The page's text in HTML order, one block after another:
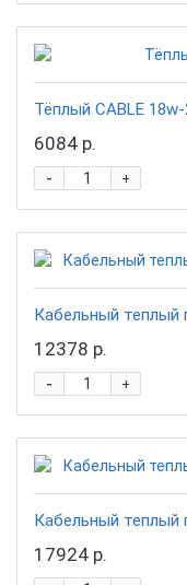
Тёплый CABLE
6084 р.
+
-
Кабельный теплый
12378 р.
+
-
Кабельный теплый
17924 р.